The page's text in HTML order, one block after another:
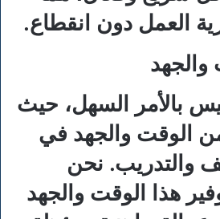
العمل دون انقطاع.
بالأمر السهل، حيث
الوقت والجهد في
والتدريب. نحن
هذا الوقت والجهد